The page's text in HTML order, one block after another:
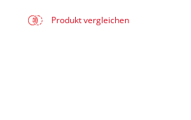
Produkt vergleichen